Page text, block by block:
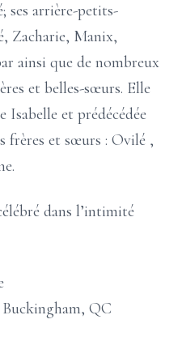
ses arrière-petits-
Zacharie, Manix,
ainsi que de nombreux
et belles-sœurs. Elle
et prédécédée
frères et sœurs : Ovilé ,
dans l’intimité
QC